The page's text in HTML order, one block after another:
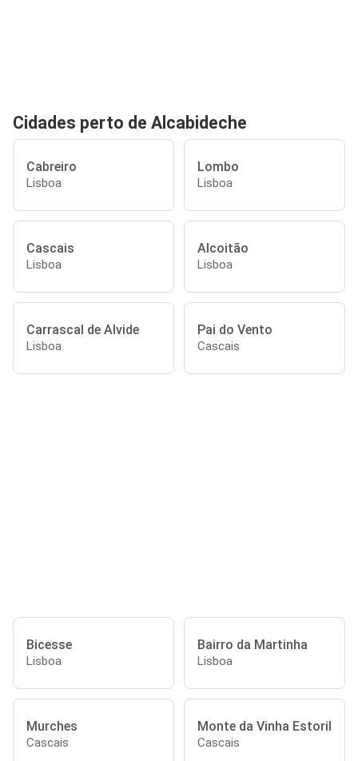
Cidades perto de Alcabideche
Cabreiro
Lisboa
Lombo
Lisboa
Cascais
Lisboa
Alcoitão
Lisboa
Carrascal de Alvide
Lisboa
Pai do Vento
Cascais
Bicesse
Lisboa
Bairro da Martinha
Lisboa
Murches
Cascais
Monte da Vinha Estoril
Cascais